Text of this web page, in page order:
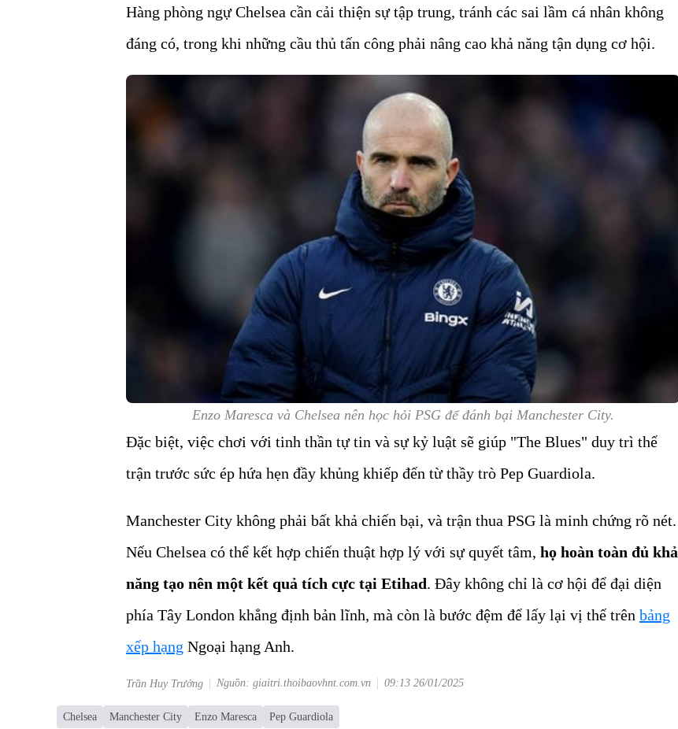
Hàng phòng ngự Chelsea cần cải thiện sự tập trung, tránh các sai lầm cá nhân không
đáng có, trong khi những cầu thủ tấn công phải nâng cao khả năng tận dụng cơ hội.
Enzo Maresca và Chelsea nên học hỏi PSG để đánh bại Manchester City.
Đặc biệt, việc chơi với tinh thần tự tin và sự kỷ luật sẽ giúp "The Blues" duy trì thế
trận trước sức ép hứa hẹn đầy khủng khiếp đến từ thầy trò Pep Guardiola.
Manchester City không phải bất khả chiến bại, và trận thua PSG là minh chứng rõ nét.
Nếu Chelsea có thể kết hợp chiến thuật hợp lý với sự quyết tâm, họ hoàn toàn đủ khả
năng tạo nên một kết quả tích cực tại Etihad. Đây không chỉ là cơ hội để đại diện
phía Tây London khẳng định bản lĩnh, mà còn là bước đệm để lấy lại vị thế trên bảng
xếp hạng Ngoại hạng Anh.
Trần Huy Trưởng Nguồn: giaitri.thoibaovhnt.com.vn 09:13 26/01/2025
Chelsea Manchester City Enzo Maresca Pep Guardiola